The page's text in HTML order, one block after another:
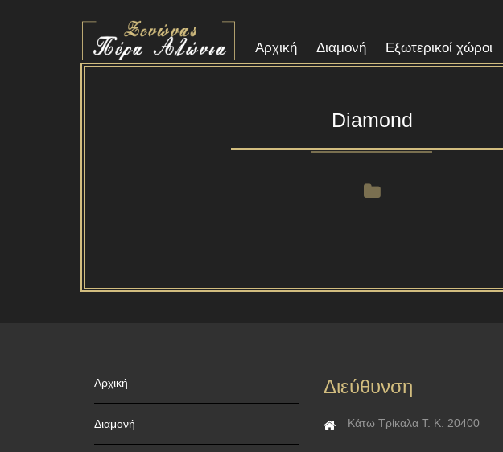
Αρχική Διαμονή Εξωτερικοί χώροι
Diamond
Αρχική
Διαμονή
Διεύθυνση
Κάτω Τρίκαλα Τ. Κ. 20400